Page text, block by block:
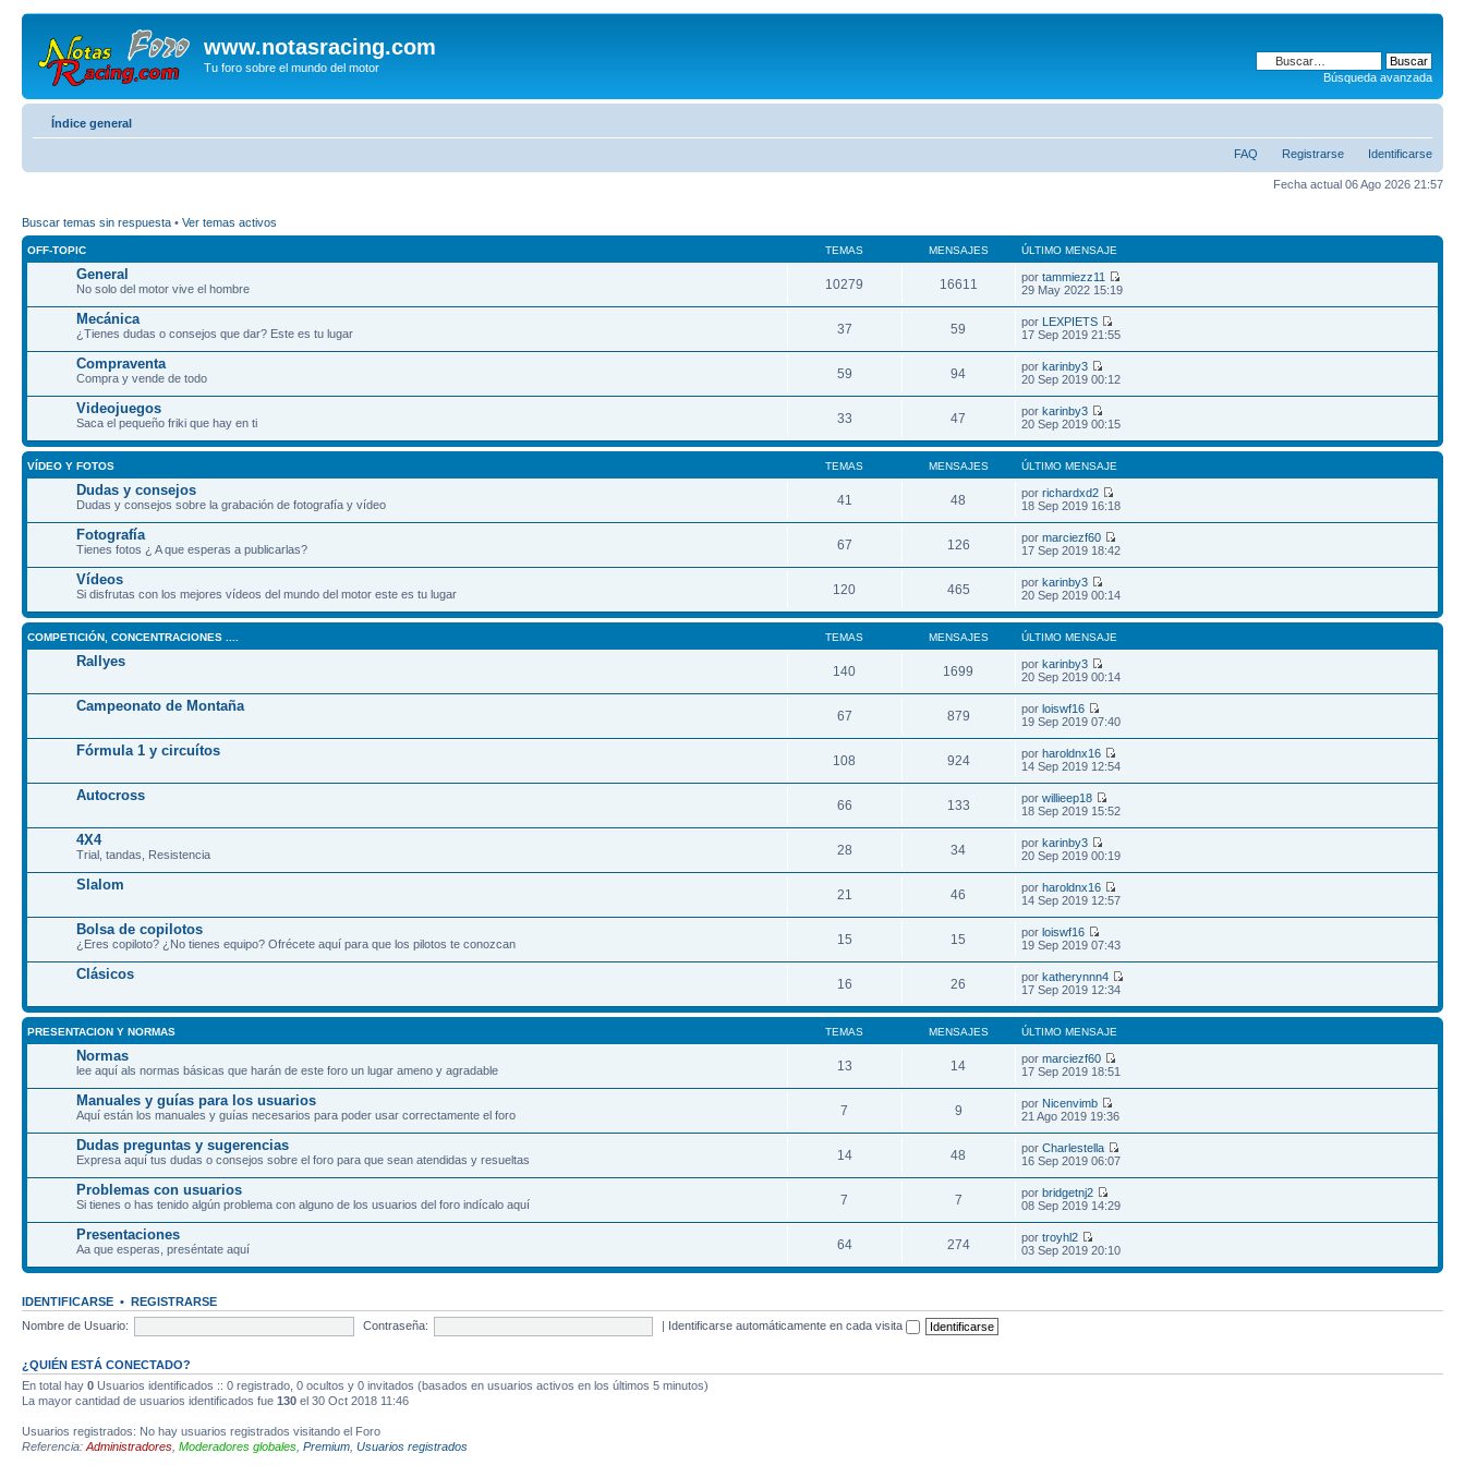
www.notasracing.com
Tu foro sobre el mundo del motor
Búsqueda avanzada
Índice general
FAQ Registrarse Identificarse
Fecha actual 06 Ago 2026 21:57
Buscar temas sin respuesta • Ver temas activos
OFF-TOPIC TEMAS MENSAJES ÚLTIMO MENSAJE
General
No solo del motor vive el hombre 10279 16611 portammiezz11
29 May 2022 15:19
Mecánica
¿Tienes dudas o consejos que dar? Este es tu lugar 37 59 por LEXPIETS
17 Sep 2019 21:55
Compraventa
Compra y vende de todo 59 94 porkarinby3
20 Sep 2019 00:12
Videojuegos
Saca el pequeño friki que hay en ti 33 47 porkarinby3
20 Sep 2019 00:15
VÍDEO Y FOTOS TEMAS MENSAJES ÚLTIMO MENSAJE
Dudas y consejos
Dudas y consejos sobre la grabación de fotografía y vídeo 41 48 porrichardxd2
18 Sep 2019 16:18
Fotografía
Tienes fotos ¿ A que esperas a publicarlas? 67 126 pormarciezf60
17 Sep 2019 18:42
Vídeos
Si disfrutas con los mejores vídeos del mundo del motor este es tu lugar 120 465 porkarinby3
20 Sep 2019 00:14
COMPETICIÓN, CONCENTRACIONES .... TEMAS MENSAJES ÚLTIMO MENSAJE
Rallyes
140 1699 porkarinby3
20 Sep 2019 00:14
Campeonato de Montaña
67 879 porloiswf16
19 Sep 2019 07:40
Fórmula 1 y circuítos
108 924 porharoldnx16
14 Sep 2019 12:54
Autocross
66 133 porwillieep18
18 Sep 2019 15:52
4X4
Trial, tandas, Resistencia 28 34 porkarinby3
20 Sep 2019 00:19
Slalom
21 46 porharoldnx16
14 Sep 2019 12:57
Bolsa de copilotos
¿Eres copiloto? ¿No tienes equipo? Ofrécete aquí para que los pilotos te conozcan 15 15 porloiswf16
19 Sep 2019 07:43
Clásicos
16 26 porkatherynnn4
17 Sep 2019 12:34
PRESENTACION Y NORMAS TEMAS MENSAJES ÚLTIMO MENSAJE
Normas
lee aquí als normas básicas que harán de este foro un lugar ameno y agradable 13 14 pormarciezf60
17 Sep 2019 18:51
Manuales y guías para los usuarios
Aquí están los manuales y guías necesarios para poder usar correctamente el foro 7 9 por Nicenvimb
21 Ago 2019 19:36
Dudas preguntas y sugerencias
Expresa aquí tus dudas o consejos sobre el foro para que sean atendidas y resueltas 14 48 porCharlestella
16 Sep 2019 06:07
Problemas con usuarios
Si tienes o has tenido algún problema con alguno de los usuarios del foro indícalo aquí 7 7 porbridgetnj2
08 Sep 2019 14:29
Presentaciones
Aa que esperas, preséntate aquí 64 274 portroyhl2
03 Sep 2019 20:10
IDENTIFICARSE • REGISTRARSE
Nombre de Usuario:
Contraseña: | Identificarse automáticamente en cada visita
¿QUIÉN ESTÁ CONECTADO?
En total hay 0 Usuarios identificados :: 0 registrado, 0 ocultos y 0 invitados (basados en usuarios activos en los últimos 5 minutos)
La mayor cantidad de usuarios identificados fue 130 el 30 Oct 2018 11:46
Usuarios registrados: No hay usuarios registrados visitando el Foro
Referencia: Administradores Moderadores globales Premium Usuarios registrados